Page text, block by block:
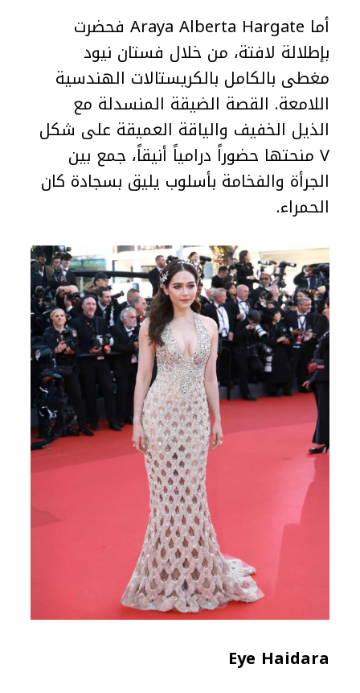
أما Araya Alberta Hargate فحضرت
بإطلالة لافتة، من خلال فستان نيود
مغطى بالكامل بالكريستالات الهندسية
اللامعة. القصة الضيقة المنسدلة مع
الذيل الخفيف والياقة العميقة على شكل
V منحتها حضوراً درامياً أنيقاً، جمع بين
الجرأة والفخامة بأسلوب يليق بسجادة كان
الحمراء.
Eye Haidara